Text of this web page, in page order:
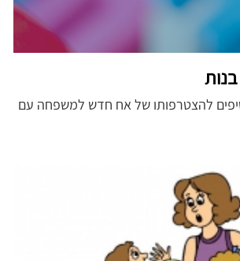
להצטרפותו של אח חדש למשפחה עם